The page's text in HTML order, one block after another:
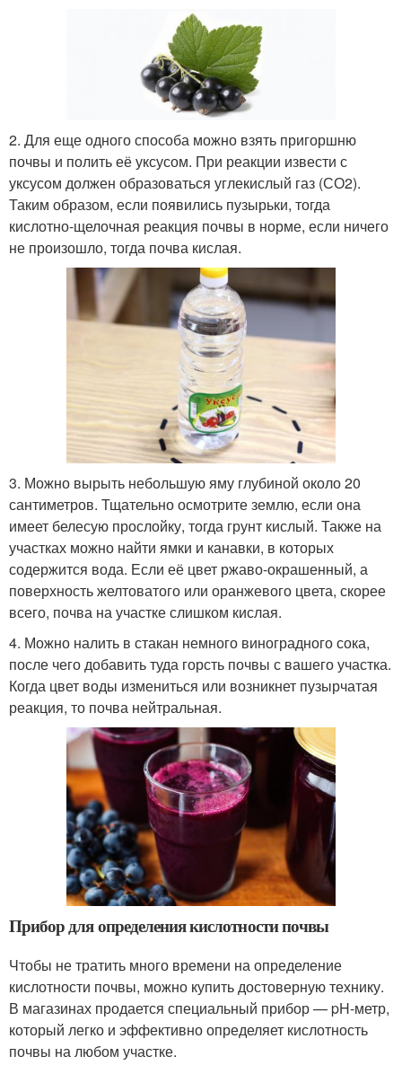
2. Для еще одного способа можно взять пригоршню
почвы и полить её уксусом. При реакции извести с
уксусом должен образоваться углекислый газ (СО2).
Таким образом, если появились пузырьки, тогда
кислотно-щелочная реакция почвы в норме, если ничего
не произошло, тогда почва кислая.
3. Можно вырыть небольшую яму глубиной около 20
сантиметров. Тщательно осмотрите землю, если она
имеет белесую прослойку, тогда грунт кислый. Также на
участках можно найти ямки и канавки, в которых
содержится вода. Если её цвет ржаво-окрашенный, а
поверхность желтоватого или оранжевого цвета, скорее
всего, почва на участке слишком кислая.
4. Можно налить в стакан немного виноградного сока,
после чего добавить туда горсть почвы с вашего участка.
Когда цвет воды измениться или возникнет пузырчатая
реакция, то почва нейтральная.
Прибор для определения кислотности почвы
Чтобы не тратить много времени на определение
кислотности почвы, можно купить достоверную технику.
В магазинах продается специальный прибор — pH-метр,
который легко и эффективно определяет кислотность
почвы на любом участке.